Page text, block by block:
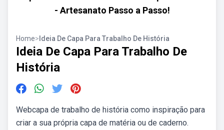
- Artesanato Passo a Passo!
Home> Ideia De Capa Para Trabalho De História
Ideia De Capa Para Trabalho De
História
Webcapa de trabalho de história como inspiração para
criar a sua própria capa de matéria ou de caderno.